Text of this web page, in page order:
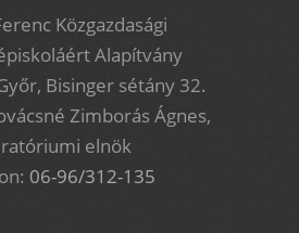
Közgazdasági
Alapítvány
Bisinger sétány 32.
Zimborás Ágnes,
elnök
06-96/312-135